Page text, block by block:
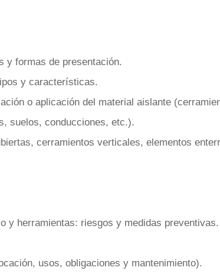
y formas de presentación.
y características.
o aplicación del material aislante
suelos, conducciones, etc.).
cerramientos verticales, elementos
y herramientas: riesgos y medidas preventivas.
usos, obligaciones y mantenimiento).